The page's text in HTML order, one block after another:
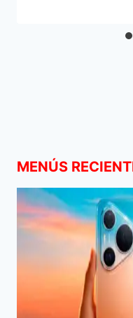
MENÚS